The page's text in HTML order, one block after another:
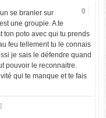
0
se branler sur
une groupie. A te
ton poto avec qui tu prends
feu tellement tu le connais
je sais le défendre quand
pouvoir le reconnaitre.
qui te manque et te fais